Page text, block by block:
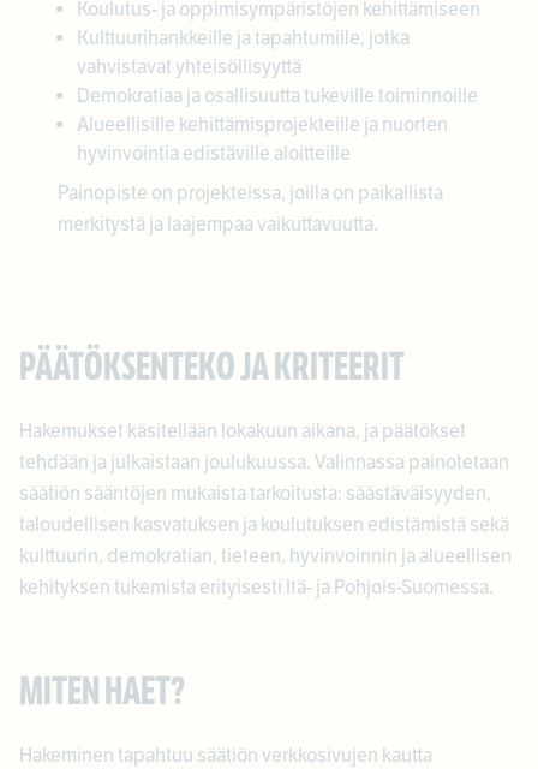
Koulutus- ja oppimisympäristöjen kehittämiseen
Kulttuurihankkeille ja tapahtumille, jotka
vahvistavat yhteisöllisyyttä
Demokratiaa ja osallisuutta tukeville toiminnoille
Alueellisille kehittämisprojekteille ja nuorten
hyvinvointia edistäville aloitteille
Painopiste on projekteissa, joilla on paikallista
merkitystä ja laajempaa vaikuttavuutta.
PÄÄTÖKSENTEKO JA KRITEERIT
Hakemukset käsitellään lokakuun aikana, ja päätökset
tehdään ja julkaistaan joulukuussa. Valinnassa painotetaan
säätiön sääntöjen mukaista tarkoitusta: säästäväisyyden,
taloudellisen kasvatuksen ja koulutuksen edistämistä sekä
kulttuurin, demokratian, tieteen, hyvinvoinnin ja alueellisen
kehityksen tukemista erityisesti Itä- ja Pohjois-Suomessa.
MITEN HAET?
Hakeminen tapahtuu säätiön verkkosivujen kautta